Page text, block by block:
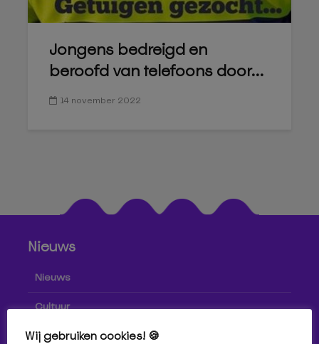
Jongens bedreigd en
beroofd van telefoons door...
14 november 2022
Nieuws
Nieuws
Cultuur
Sport
Wij gebruiken cookies! 🍪